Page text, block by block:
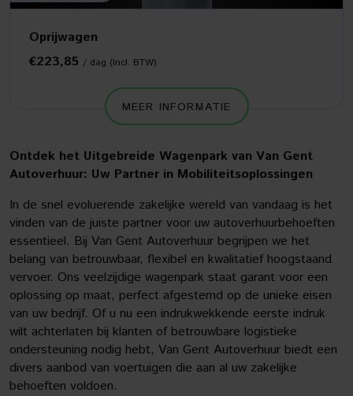
Oprijwagen
€223,85 / dag (Incl. BTW)
MEER INFORMATIE
Ontdek het Uitgebreide Wagenpark van Van Gent
Autoverhuur: Uw Partner in Mobiliteitsoplossingen
In de snel evoluerende zakelijke wereld van vandaag is het
vinden van de juiste partner voor uw autoverhuurbehoeften
essentieel. Bij Van Gent Autoverhuur begrijpen we het
belang van betrouwbaar, flexibel en kwalitatief hoogstaand
vervoer. Ons veelzijdige wagenpark staat garant voor een
oplossing op maat, perfect afgestemd op de unieke eisen
van uw bedrijf. Of u nu een indrukwekkende eerste indruk
wilt achterlaten bij klanten of betrouwbare logistieke
ondersteuning nodig hebt, Van Gent Autoverhuur biedt een
divers aanbod van voertuigen die aan al uw zakelijke
behoeften voldoen.